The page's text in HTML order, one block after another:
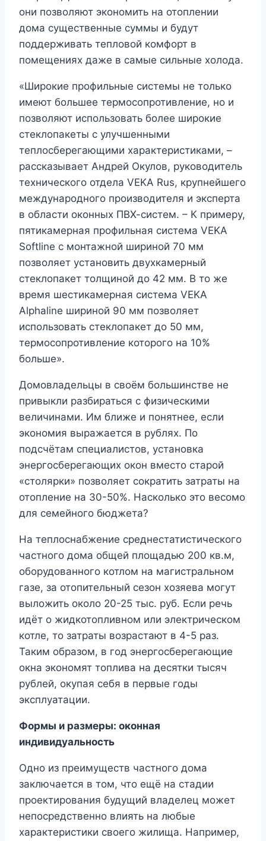
они позволяют экономить на отоплении
дома существенные суммы и будут
поддерживать тепловой комфорт в
помещениях даже в самые сильные холода.
«Широкие профильные системы не только
имеют большее термосопротивление, но и
позволяют использовать более широкие
стеклопакеты с улучшенными
теплосберегающими характеристиками, –
рассказывает Андрей Окулов, руководитель
технического отдела VEKA Rus, крупнейшего
международного производителя и эксперта
в области оконных ПВХ-систем. – К примеру,
пятикамерная профильная система VEKA
Softline с монтажной шириной 70 мм
позволяет установить двухкамерный
стеклопакет толщиной до 42 мм. В то же
время шестикамерная система VEKA
Alphaline шириной 90 мм позволяет
использовать стеклопакет до 50 мм,
термосопротивление которого на 10%
больше».
Домовладельцы в своём большинстве не
привыкли разбираться с физическими
величинами. Им ближе и понятнее, если
экономия выражается в рублях. По
подсчётам специалистов, установка
энергосберегающих окон вместо старой
«столярки» позволяет сократить затраты на
отопление на 30-50%. Насколько это весомо
для семейного бюджета?
На теплоснабжение среднестатистического
частного дома общей площадью 200 кв.м,
оборудованного котлом на магистральном
газе, за отопительный сезон хозяева могут
выложить около 20-25 тыс. руб. Если речь
идёт о жидкотопливном или электрическом
котле, то затраты возрастают в 4-5 раз.
Таким образом, в год энергосберегающие
окна экономят топлива на десятки тысяч
рублей, окупая себя в первые годы
эксплуатации.
Формы и размеры: оконная
индивидуальность
Одно из преимуществ частного дома
заключается в том, что ещё на стадии
проектирования будущий владелец может
непосредственно влиять на любые
характеристики своего жилища. Например,